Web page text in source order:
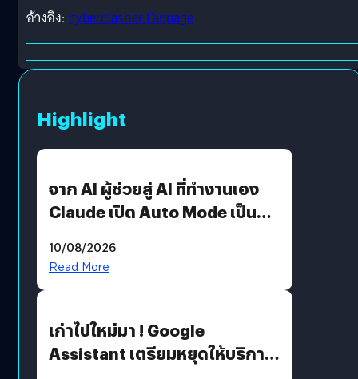
อ้างอิง: cyberclasher Fanpage
Highlight
จาก AI ผู้ช่วยสู่ AI ที่ทำงานเอง
Claude เปิด Auto Mode เป็นค่า
10/08/2026
Read More
เก่าไปใหม่มา ! Google
Assistant เตรียมหยุดให้บริการ